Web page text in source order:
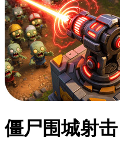
僵尸围城射击